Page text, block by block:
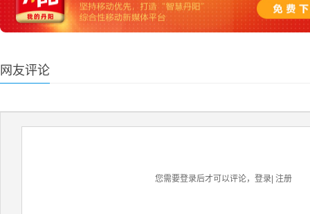
网友评论
您需要登录后才可以评论， 登录 注册